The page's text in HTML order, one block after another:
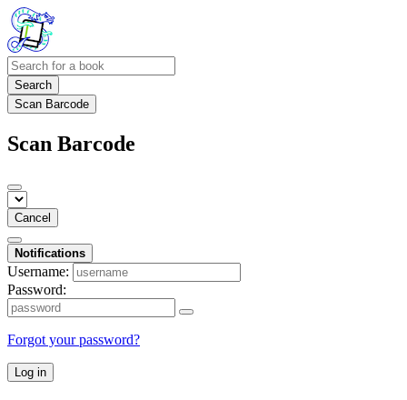
Search
Scan Barcode
Scan Barcode
Cancel
Notifications
Username:
Password:
Forgot your password?
Log in